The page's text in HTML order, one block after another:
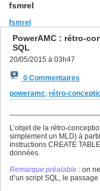
fsmrel
fsmrel
PowerAMC : rétro-
SQL
20/05/2015 à 03h47
0 Commentaires
poweramc, rétro-
L’objet de la rétro-
simplement un MLD) à
instructions CREATE
données.
Remarque préalable : on
d’un script SQL, le